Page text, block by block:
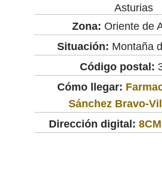
Asturias
Zona: Oriente de
Situación: Montaña
Código postal:
Cómo llegar:
Sánchez Bravo-
Dirección digital: